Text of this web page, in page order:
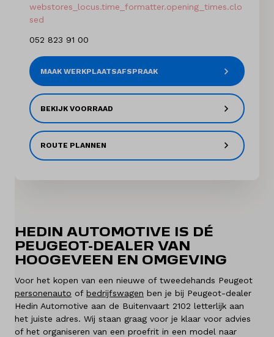
Private lease
Zakelijke lease
Service & onderhoud
Diensten
Contact
Vergelijken
Merken
Diensten
webstores_locus.time_formatter.opening_times.clo
sed
052 823 91 00
MAAK WERKPLAATSAFSPRAAK
BEKIJK VOORRAAD
ROUTE PLANNEN
HEDIN AUTOMOTIVE IS DÉ
PEUGEOT-DEALER VAN
HOOGEVEEN EN OMGEVING
Voor het kopen van een nieuwe of tweedehands Peugeot
personenauto of bedrijfswagen ben je bij Peugeot-dealer
Hedin Automotive aan de Buitenvaart 2102 letterlijk aan
het juiste adres. Wij staan graag voor je klaar voor advies
of het organiseren van een proefrit in een model naar